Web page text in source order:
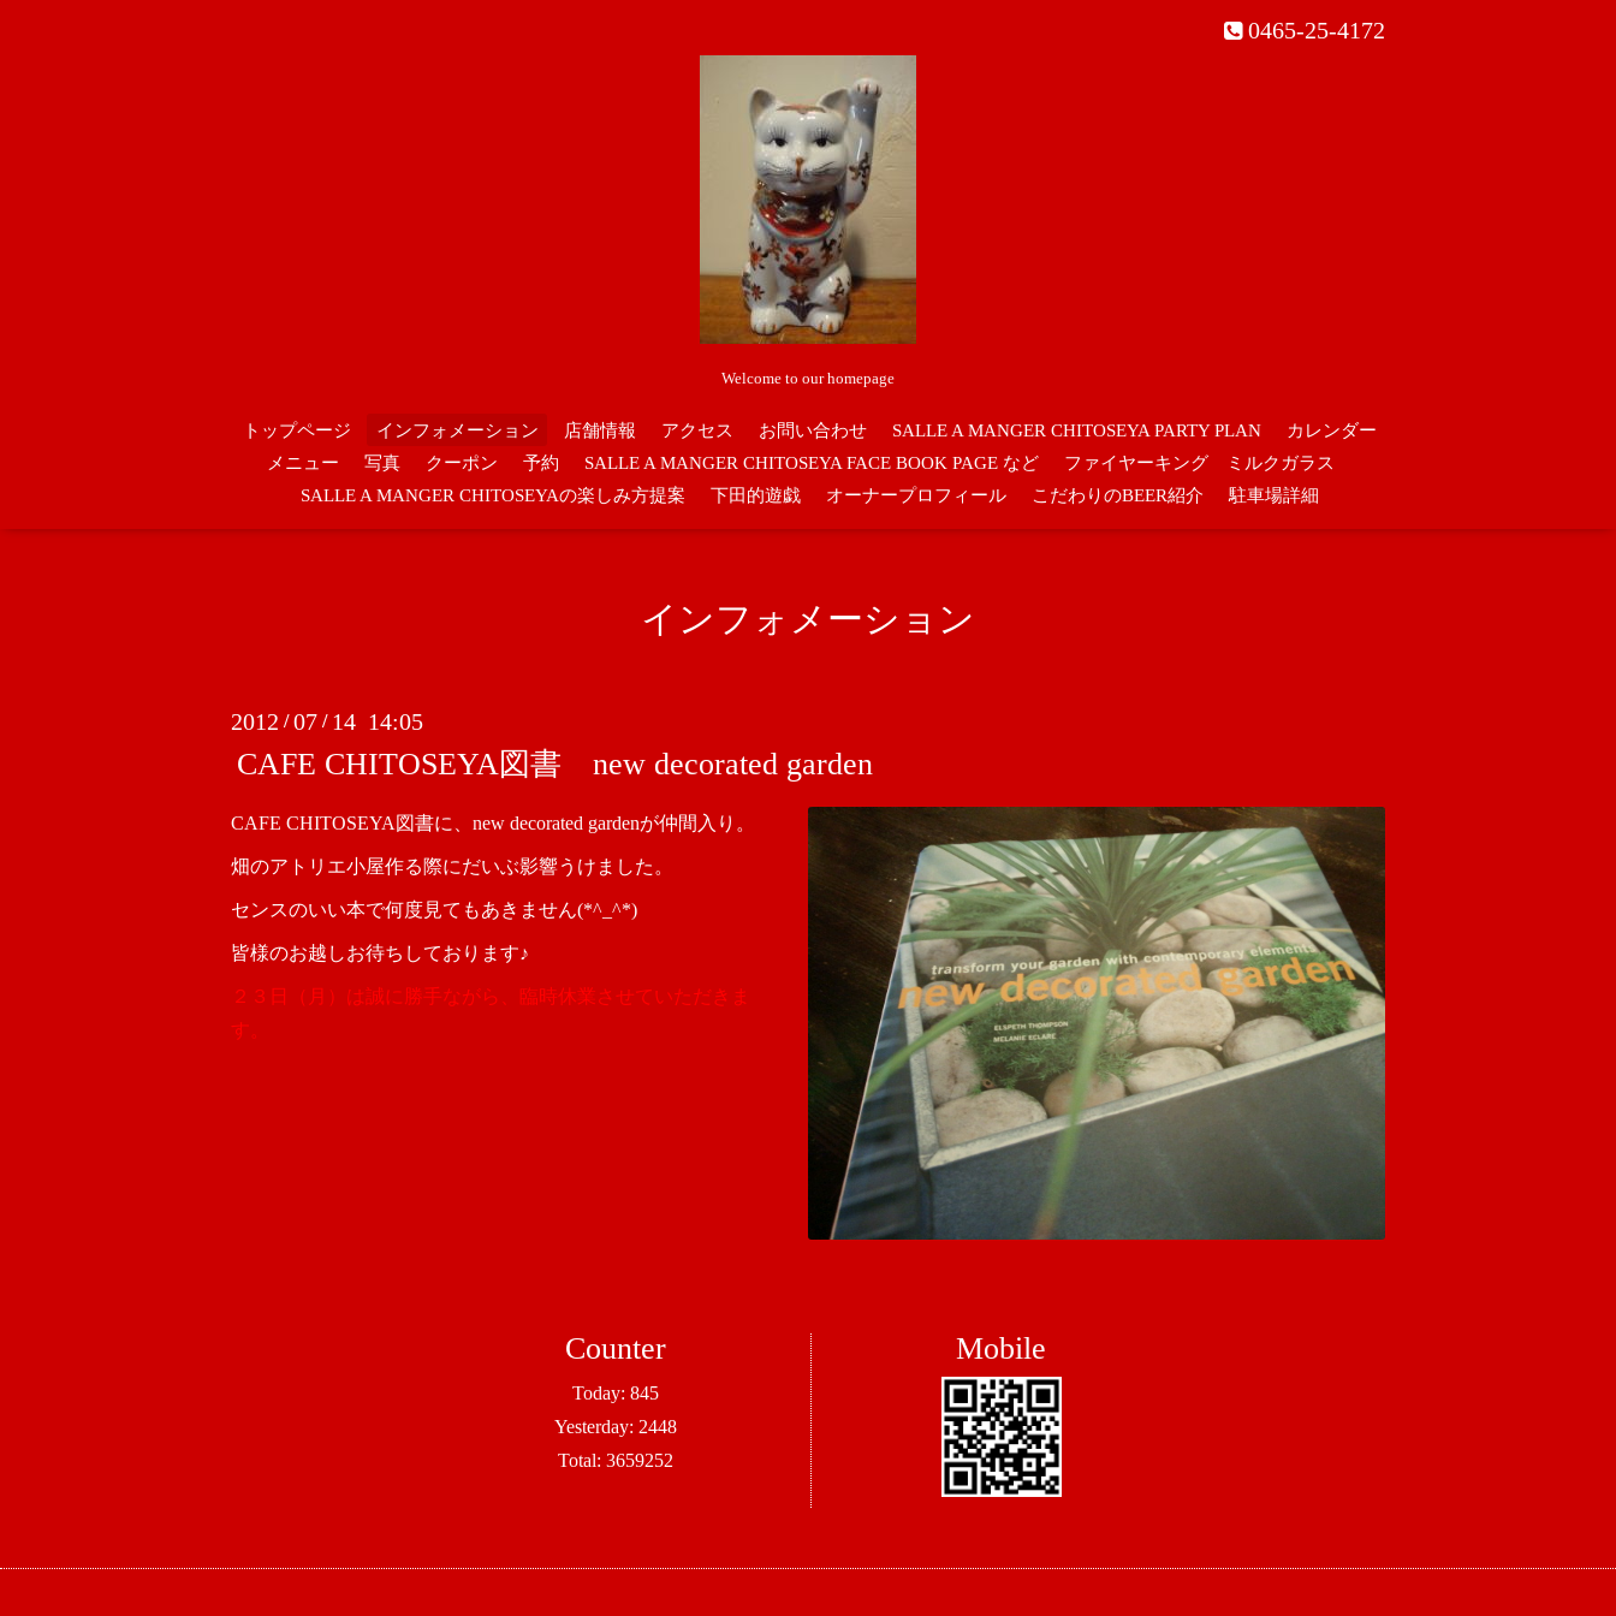
0465-25-4172
Welcome to our homepage
トップページ インフォメーション 店舗情報 アクセス お問い合わせ SALLE A MANGER CHITOSEYA PARTY PLAN
カレンダー
メニュー
写真 クーポン 予約 SALLE A MANGER CHITOSEYA FACE BOOK PAGE など
ファイヤーキング ミルクガラス
SALLE A MANGER CHITOSEYAの楽しみ方提案
下田的遊戯 オーナープロフィール こだわりのBEER紹介 駐車場詳細
インフォメーション
2012 /07 / 14 14:05
CAFE CHITOSEYA図書 new decorated garden
CAFE CHITOSEYA図書に、new decorated gardenが仲間入り。
畑のアトリエ小屋作る際にだいぶ影響うけました。
センスのいい本で何度見てもあきません(*^_^*)
皆様のお越しお待ちしております♪
２３日（月）は誠に勝手ながら、臨時休業させていただきま
す。
Counter
Today: 845
Yesterday: 2448
Total: 3659252
Mobile